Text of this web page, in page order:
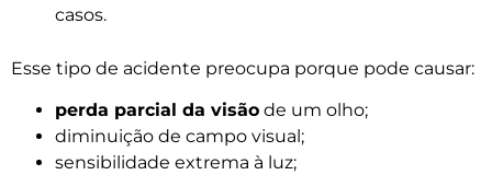
casos.
Esse tipo de acidente preocupa porque pode causar:
perda parcial da visão de um olho;
diminuição de campo visual;
sensibilidade extrema à luz;